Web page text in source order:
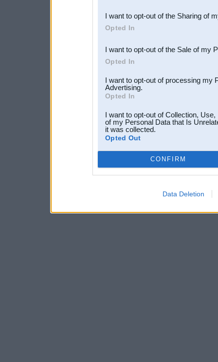
Downstream Participants
third parties.
I want to opt-out of the Sharing of
Opted In
I want to opt-out of the Sale of my
Opted In
I want to opt-out of processing my
Advertising.
Opted In
I want to opt-out of Collection,
of my Personal Data that Is
it was collected.
Opted Out
CONFIRM
Data Deletion